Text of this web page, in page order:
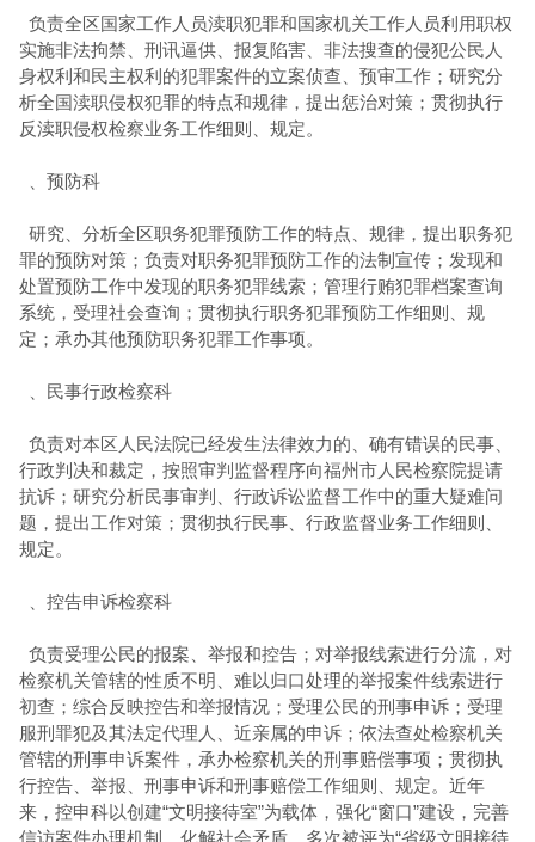
负责全区国家工作人员渎职犯罪和国家机关工作人员利用职权
实施非法拘禁、刑讯逼供、报复陷害、非法搜查的侵犯公民人
身权利和民主权利的犯罪案件的立案侦查、预审工作；研究分
析全国渎职侵权犯罪的特点和规律，提出惩治对策；贯彻执行
反渎职侵权检察业务工作细则、规定。
、预防科
研究、分析全区职务犯罪预防工作的特点、规律，提出职务犯
罪的预防对策；负责对职务犯罪预防工作的法制宣传；发现和
处置预防工作中发现的职务犯罪线索；管理行贿犯罪档案查询
系统，受理社会查询；贯彻执行职务犯罪预防工作细则、规
定；承办其他预防职务犯罪工作事项。
、民事行政检察科
负责对本区人民法院已经发生法律效力的、确有错误的民事、
行政判决和裁定，按照审判监督程序向福州市人民检察院提请
抗诉；研究分析民事审判、行政诉讼监督工作中的重大疑难问
题，提出工作对策；贯彻执行民事、行政监督业务工作细则、
规定。
、控告申诉检察科
负责受理公民的报案、举报和控告；对举报线索进行分流，对
检察机关管辖的性质不明、难以归口处理的举报案件线索进行
初查；综合反映控告和举报情况；受理公民的刑事申诉；受理
服刑罪犯及其法定代理人、近亲属的申诉；依法查处检察机关
管辖的刑事申诉案件，承办检察机关的刑事赔偿事项；贯彻执
行控告、举报、刑事申诉和刑事赔偿工作细则、规定。近年
来，控申科以创建“文明接待室”为载体，强化“窗口”建设，完善
信访案件办理机制，化解社会矛盾，多次被评为“省级文明接待